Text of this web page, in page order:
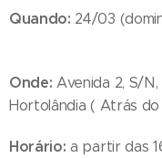
Quando: 24/03
Onde: Avenida 2, S/
Hortolândia ( Atrás
Horário: a partir das